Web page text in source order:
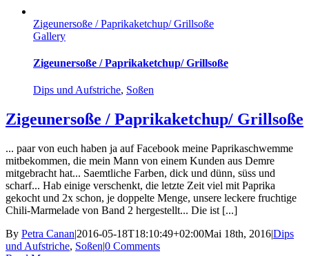
Zigeunersoße / Paprikaketchup/ Grillsoße
Gallery
Zigeunersoße / Paprikaketchup/ Grillsoße
Dips und Aufstriche, Soßen
Zigeunersoße / Paprikaketchup/ Grillsoße
... paar von euch haben ja auf Facebook meine Paprikaschwemme
mitbekommen, die mein Mann von einem Kunden aus Demre
mitgebracht hat... Saemtliche Farben, dick und dünn, süss und
scharf... Hab einige verschenkt, die letzte Zeit viel mit Paprika
gekocht und 2x schon, je doppelte Menge, unsere leckere fruchtige
Chili-Marmelade von Band 2 hergestellt... Die ist [...]
By Petra Canan|2016-05-18T18:10:49+02:00Mai 18th, 2016|Dips
und Aufstriche, Soßen|0 Comments